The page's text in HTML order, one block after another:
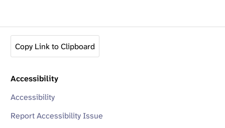
Copy Link to Clipboard
Accessibility
Accessibility
Report Accessibility Issue